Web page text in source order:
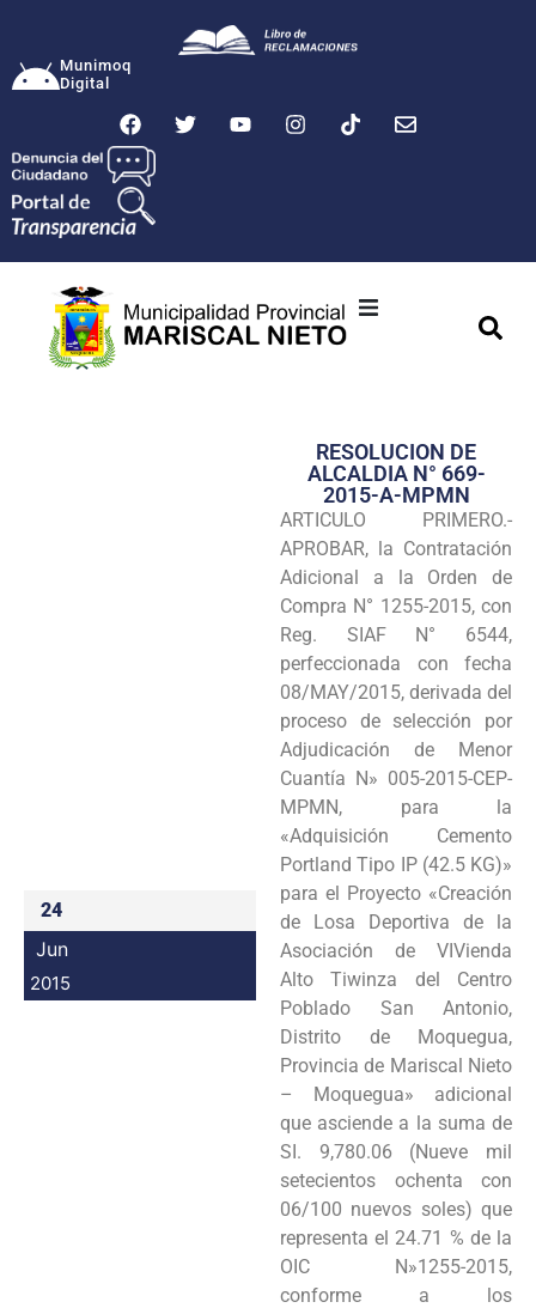
Munimoq
Digital
Transparencia
Seguridad
Programas
Intranet
24
Jun
2015
RESOLUCION DE
ALCALDIA N° 669-
2015-A-MPMN
ARTICULO PRIMERO.-
APROBAR, la Contratación
Adicional a la Orden de
Compra N° 1255-2015, con
Reg. SIAF N° 6544,
perfeccionada con fecha
08/MAY/2015, derivada del
proceso de selección por
Adjudicación de Menor
Cuantía N» 005-2015-CEP-
MPMN, para la
«Adquisición Cemento
Portland Tipo IP (42.5 KG)»
para el Proyecto «Creación
de Losa Deportiva de la
Asociación de VIVienda
Alto Tiwinza del Centro
Poblado San Antonio,
Distrito de Moquegua,
Provincia de Mariscal Nieto
– Moquegua» adicional
que asciende a la suma de
SI. 9,780.06 (Nueve mil
setecientos ochenta con
06/100 nuevos soles) que
representa el 24.71 % de la
OIC N»1255-2015,
conforme a los